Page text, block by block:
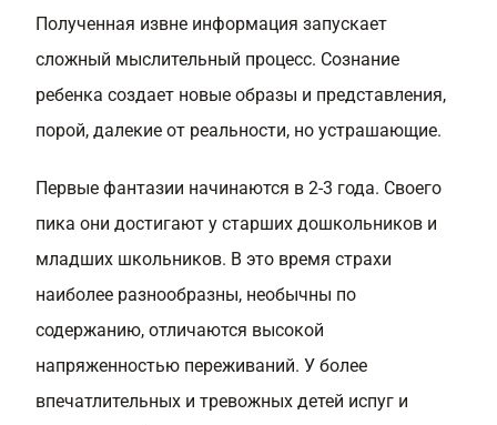
Полученная извне информация запускает
сложный мыслительный процесс. Сознание
ребенка создает новые образы и представления,
порой, далекие от реальности, но устрашающие.
Первые фантазии начинаются в 2-3 года. Своего
пика они достигают у старших дошкольников и
младших школьников. В это время страхи
наиболее разнообразны, необычны по
содержанию, отличаются высокой
напряженностью переживаний. У более
впечатлительных и тревожных детей испуг и